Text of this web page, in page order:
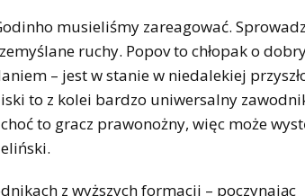
musieliśmy zareagować.
ruchy. Popov to chłopak o
– jest w stanie w niedalekiej
to z kolei bardzo uniwersalny
to gracz prawonożny, więc może
z wyższych formacji – poczynając